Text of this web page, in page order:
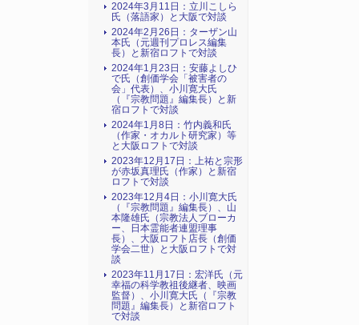
2024年3月11日：立川こしら
氏（落語家）と大阪で対談
2024年2月26日：ターザン山
本氏（元週刊プロレス編集
長）と新宿ロフトで対談
2024年1月23日：安藤よしひ
で氏（創価学会「被害者の
会」代表）、小川寛大氏
（『宗教問題』編集長）と新
宿ロフトで対談
2024年1月8日：竹内義和氏
（作家・オカルト研究家）等
と大阪ロフトで対談
2023年12月17日：上祐と宗形
が赤坂真理氏（作家）と新宿
ロフトで対談
2023年12月4日：小川寛大氏
（『宗教問題』編集長）、山
本隆雄氏（宗教法人ブローカ
ー、日本霊能者連盟理事
長）、大阪ロフト店長（創価
学会二世）と大阪ロフトで対
談
2023年11月17日：宏洋氏（元
幸福の科学教祖後継者、映画
監督）、小川寛大氏（『宗教
問題』編集長）と新宿ロフト
で対談